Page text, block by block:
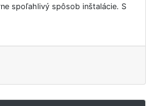
spoľahlivý spôsob inštalácie. S